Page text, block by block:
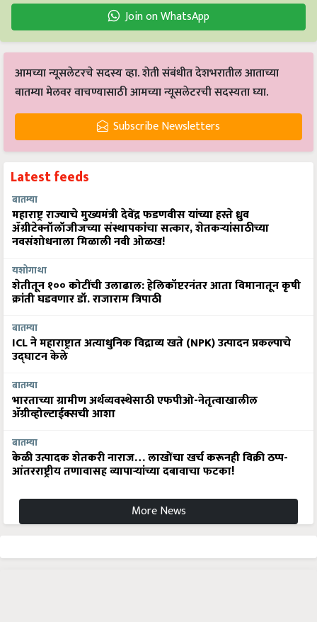
Join on WhatsApp
आमच्या न्यूसलेटरचे सदस्य व्हा. शेती संबंधीत देशभरातील आताच्या
बातम्या मेलवर वाचण्यासाठी आमच्या न्यूसलेटरची सदस्यता घ्या.
Subscribe Newsletters
Latest feeds
बातम्या
महाराष्ट्र राज्याचे मुख्यमंत्री देवेंद्र फडणवीस यांच्या हस्ते ध्रुव
ॲग्रीटेक्नॉलॉजीजच्या संस्थापकांचा सत्कार, शेतकऱ्यांसाठीच्या
नवसंशोधनाला मिळाली नवी ओळख!
यशोगाथा
शेतीतून १०० कोटींची उलाढाल: हेलिकॉप्टरनंतर आता विमानातून कृषी
क्रांती घडवणार डॉ. राजाराम त्रिपाठी
बातम्या
ICL ने महाराष्ट्रात अत्याधुनिक विद्राव्य खते (NPK) उत्पादन प्रकल्पाचे
उद्घाटन केले
बातम्या
भारताच्या ग्रामीण अर्थव्यवस्थेसाठी एफपीओ-नेतृत्वाखालील
अ‍ॅग्रीव्होल्टाईक्सची आशा
बातम्या
केळी उत्पादक शेतकरी नाराज… लाखोंचा खर्च करूनही विक्री ठप्प-
आंतरराष्ट्रीय तणावासह व्यापाऱ्यांच्या दबावाचा फटका!
More News